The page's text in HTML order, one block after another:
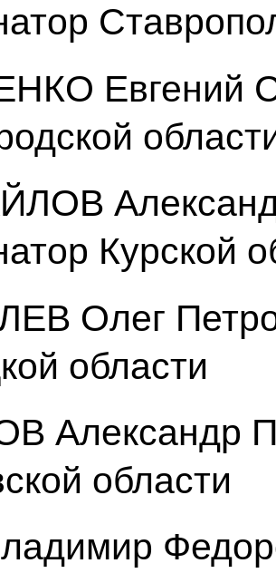
Евгений
Курской
Олег
области
Александр
области